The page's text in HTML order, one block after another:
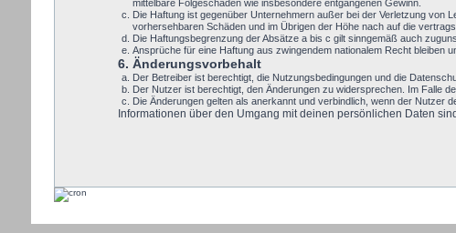
mittelbare Folgeschäden wie insbesondere entgangenen Gewinn.
Die Haftung ist gegenüber Unternehmern außer bei der Verletzung von
vorhersehbaren Schäden und im Übrigen der Höhe nach auf die
Die Haftungsbegrenzung der Absätze a bis c gilt sinngemäß auch
Ansprüche für eine Haftung aus zwingendem nationalem Recht bleiben
6. Änderungsvorbehalt
Der Betreiber ist berechtigt, die Nutzungsbedingungen und die
Der Nutzer ist berechtigt, den Änderungen zu widersprechen. Im Falle
Die Änderungen gelten als anerkannt und verbindlich, wenn der Nutzer
Informationen über den Umgang mit deinen persönlichen Daten